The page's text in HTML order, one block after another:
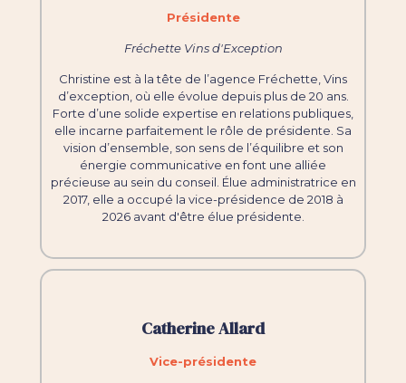
Présidente
Fréchette Vins d'Exception
Christine est à la tête de l’agence Fréchette, Vins
d’exception, où elle évolue depuis plus de 20 ans.
Forte d’une solide expertise en relations publiques,
elle incarne parfaitement le rôle de présidente. Sa
vision d’ensemble, son sens de l’équilibre et son
énergie communicative en font une alliée
précieuse au sein du conseil. Élue administratrice en
2017, elle a occupé la vice-présidence de 2018 à
2026 avant d'être élue présidente.
Catherine Allard
Vice-présidente